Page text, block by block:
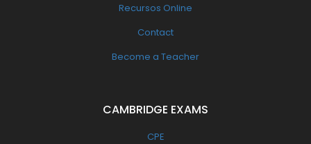
Recursos Online
Contact
Become a Teacher
CAMBRIDGE EXAMS
CPE